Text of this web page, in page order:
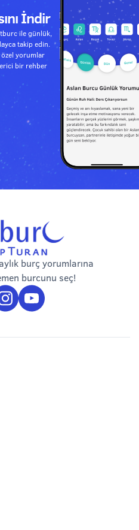
İndir
ile günlük,
takip edin.
yorumlar
bir rehber
burç yorumlarına
burcunu seç!